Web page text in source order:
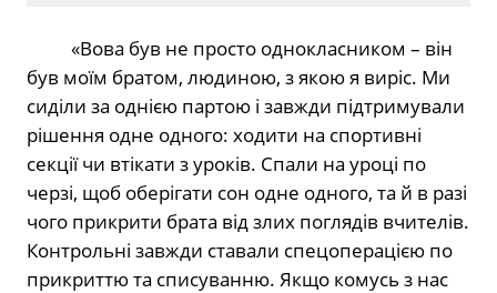
«Вова був не просто однокласником – він
був моїм братом, людиною, з якою я виріс. Ми
сиділи за однією партою і завжди підтримували
рішення одне одного: ходити на спортивні
секції чи втікати з уроків. Спали на уроці по
черзі, щоб оберігати сон одне одного, та й в разі
чого прикрити брата від злих поглядів вчителів.
Контрольні завжди ставали спецоперацією по
прикриттю та списуванню. Якщо комусь з нас